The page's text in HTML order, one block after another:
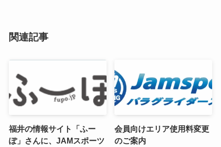
関連記事
福井の情報サイト「ふー
ぽ」さんに、JAMスポーツ
会員向けエリア使用料変更
のご案内